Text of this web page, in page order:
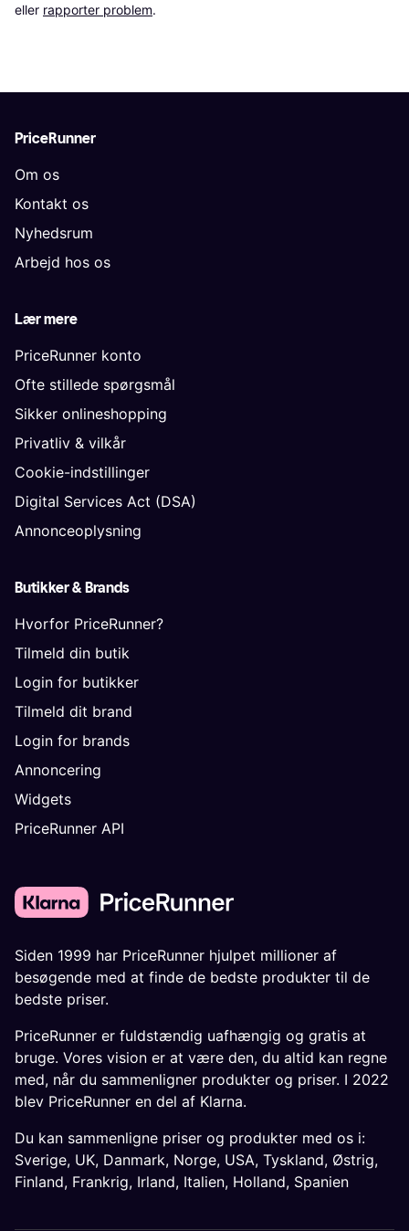
eller rapporter problem.
PriceRunner
Om os
Kontakt os
Nyhedsrum
Arbejd hos os
Lær mere
PriceRunner konto
Ofte stillede spørgsmål
Sikker onlineshopping
Privatliv & vilkår
Cookie-indstillinger
Digital Services Act (DSA)
Annonceoplysning
Butikker & Brands
Hvorfor PriceRunner?
Tilmeld din butik
Login for butikker
Tilmeld dit brand
Login for brands
Annoncering
Widgets
PriceRunner API
Siden 1999 har PriceRunner hjulpet millioner af
besøgende med at finde de bedste produkter til de
bedste priser.
PriceRunner er fuldstændig uafhængig og gratis at
bruge. Vores vision er at være den, du altid kan regne
med, når du sammenligner produkter og priser. I 2022
blev PriceRunner en del af Klarna.
Du kan sammenligne priser og produkter med os i:
Sverige, UK, Danmark, Norge, USA, Tyskland, Østrig,
Finland, Frankrig, Irland, Italien, Holland, Spanien